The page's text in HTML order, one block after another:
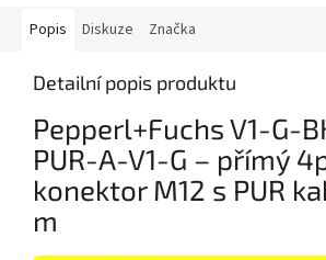
Popis Diskuze Značka
Detailní popis produktu
Pepperl+Fuchs V1-G-
PUR-A-V1-G – přímý
konektor M12 s PUR
m